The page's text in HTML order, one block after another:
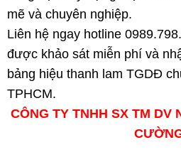
mẽ và chuyên nghiệp.
Liên hệ ngay hotline
được khảo sát miễn phí và
bảng hiệu thanh lam TGDĐ
TPHCM.
CÔNG TY TNHH SX TM DV